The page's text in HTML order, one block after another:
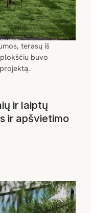
terasų iš
buvo